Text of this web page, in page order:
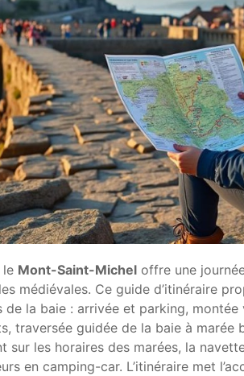
le Mont-Saint-Michel offre une
médiévales. Ce guide d’itinéraire
la baie : arrivée et parking, montée
traversée guidée de la baie à marée
sur les horaires des marées, la
en camping-car. L’itinéraire met